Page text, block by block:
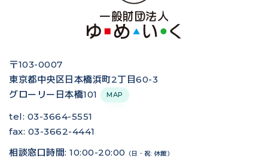
〒103-0007
東京都中央区日本橋浜町2丁目60-3
グローリー日本橋101
MAP
tel: 03-3664-5551
fax: 03-3662-4441
相談窓口時間: 10:00-20:00
（日・祝: 休館）